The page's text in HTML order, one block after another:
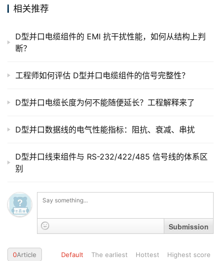
相关推荐
D型并口电缆组件的 EMI 抗干扰性能，如何从结构上判
断？
工程师如何评估 D型并口电缆组件的信号完整性？
D型并口电缆长度为何不能随便延长？工程解释来了
D型并口数据线的电气性能指标：阻抗、衰减、串扰
D型并口线束组件与 RS-232/422/485 信号线的体系区
别
Submission
Default The earliest Hottest Highest score
0Article